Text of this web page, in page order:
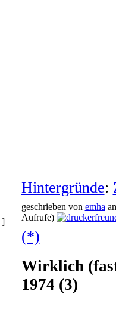
]
Hintergründe:
geschrieben von emha
Aufrufe)
(*)
Wirklich
1974 (3)